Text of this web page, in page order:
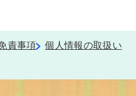
責事項
個人情報の取扱い